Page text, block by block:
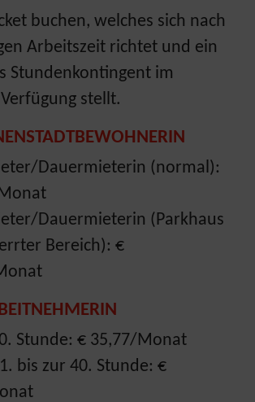
buchen, welches sich nach
Arbeitszeit richtet und ein
Stundenkontingent im
stellt.
Dauermieterin (normal):
Dauermieterin (Parkhaus
Bereich): €
Stunde: € 35,77/Monat
bis zur 40. Stunde: €